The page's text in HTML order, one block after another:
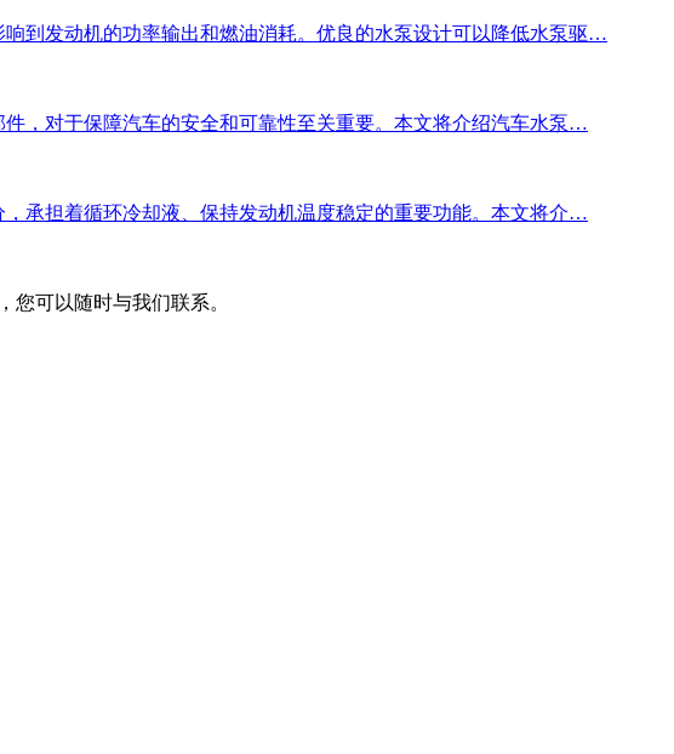
到发动机的功率输出和燃油消耗。优良的水泵设计可以降低水泵驱…
，对于保障汽车的安全和可靠性至关重要。本文将介绍汽车水泵…
承担着循环冷却液、保持发动机温度稳定的重要功能。本文将介…
您可以随时与我们联系。